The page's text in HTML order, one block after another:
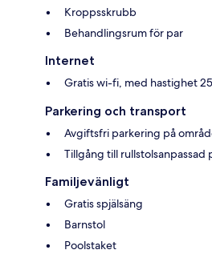
Kroppsskrubb
Behandlingsrum för par
Internet
Gratis wi-fi, med hastighet
Parkering och transport
Avgiftsfri parkering på
Tillgång till rullstolsanpassad
Familjevänligt
Gratis spjälsäng
Barnstol
Poolstaket